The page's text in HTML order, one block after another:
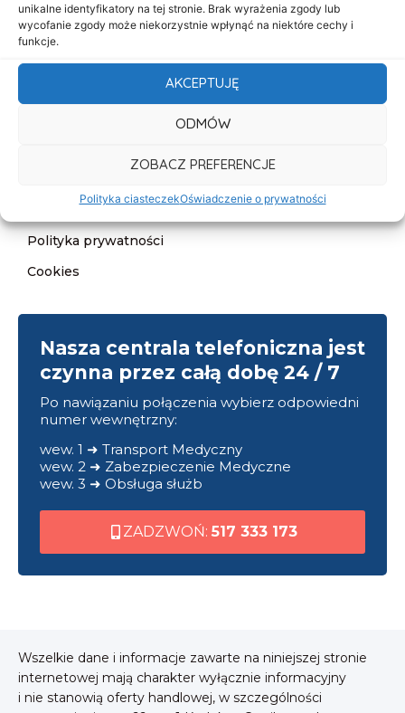
unikalne identyfikatory na tej stronie. Brak wyrażenia zgody lub
wycofanie zgody może niekorzystnie wpłynąć na niektóre cechy i
funkcje.
AKCEPTUJĘ
ODMÓW
ZOBACZ PREFERENCJE
Polityka ciasteczekOświadczenie o prywatności
Oferta
Cennik
Klauzula informacyjna
Polityka prywatności
Cookies
Nasza centrala telefoniczna jest
czynna przez całą dobę 24 / 7
Po nawiązaniu połączenia wybierz odpowiedni
numer wewnętrzny:
wew. 1 ➜ Transport Medyczny
wew. 2 ➜ Zabezpieczenie Medyczne
wew. 3 ➜ Obsługa służb
ZADZWOŃ: 517 333 173
Wszelkie dane i informacje zawarte na niniejszej stronie
internetowej mają charakter wyłącznie informacyjny
i nie stanowią oferty handlowej, w szczególności